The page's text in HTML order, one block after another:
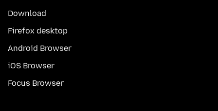
Download
Firefox desktop
Android Browser
iOS Browser
Focus Browser